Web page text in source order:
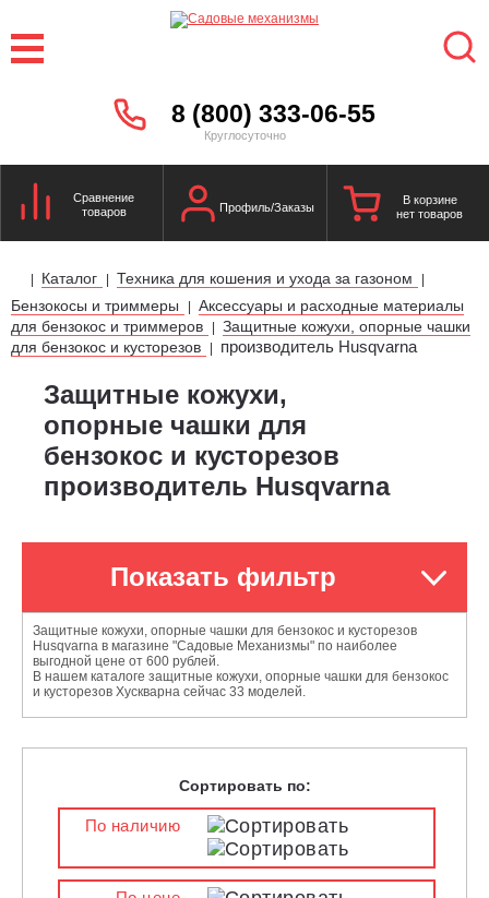
8 (800) 333-06-55
Круглосуточно
Сравнение
товаров
Профиль/Заказы
В корзине
нет товаров
| Каталог | Техника для кошения и ухода за газоном |
Бензокосы и триммеры | Аксессуары и расходные материалы
для бензокос и триммеров
| Защитные кожухи, опорные чашки
для бензокос и кусторезов
| производитель Husqvarna
Защитные кожухи,
опорные чашки для
бензокос и кусторезов
производитель Husqvarna
Показать фильтр
Защитные кожухи, опорные чашки для бензокос и кусторезов
Husqvarna в магазине "Садовые Механизмы" по наиболее
выгодной цене от 600 рублей.
В нашем каталоге защитные кожухи, опорные чашки для бензокос
и кусторезов Хускварна сейчас 33 моделей.
Сортировать по:
По наличию